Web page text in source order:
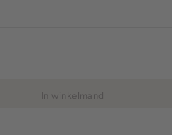
In winkelmand